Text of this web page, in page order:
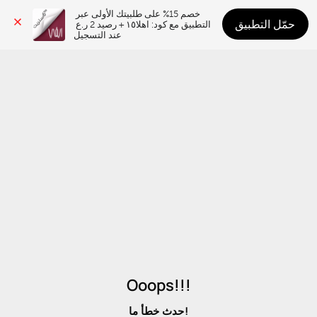
عند التسجيل
حمّل التطبيق
Ooops!!!
حدث خطأ ما!